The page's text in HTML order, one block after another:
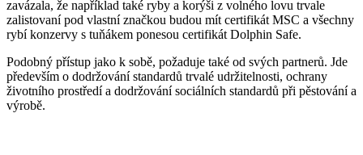
zavázala, že například také ryby a korýši z volného lovu trvale
zalistovaní pod vlastní značkou budou mít certifikát MSC a všechny
rybí konzervy s tuňákem ponesou certifikát Dolphin Safe.
Podobný přístup jako k sobě, požaduje také od svých partnerů. Jde
především o dodržování standardů trvalé udržitelnosti, ochrany
životního prostředí a dodržování sociálních standardů při pěstování a
výrobě.